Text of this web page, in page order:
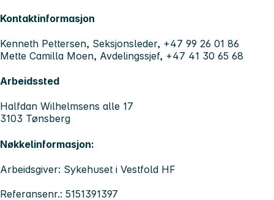
Kontaktinformasjon
Kenneth Pettersen, Seksjonsleder, +47 99 26 01 86
Mette Camilla Moen, Avdelingssjef, +47 41 30 65 68
Arbeidssted
Halfdan Wilhelmsens alle 17
3103 Tønsberg
Nøkkelinformasjon:
Arbeidsgiver: Sykehuset i Vestfold HF
Referansenr.: 5151391397